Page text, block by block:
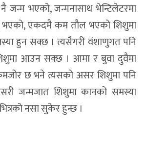
जन्म भएको, जन्मनासाथ भेन्टिलेटरमा
भएको, एकदमै कम तौल भएको शिशुमा
हुन सक्छ । त्यसैगरी वंशाणुगत पनि
आउन सक्छ । आमा र बुवा दुवैमा
छ भने त्यसको असर शिशुमा पनि
जन्मजात शिशुमा कानको समस्या
नसा सुकेर हुन्छ ।